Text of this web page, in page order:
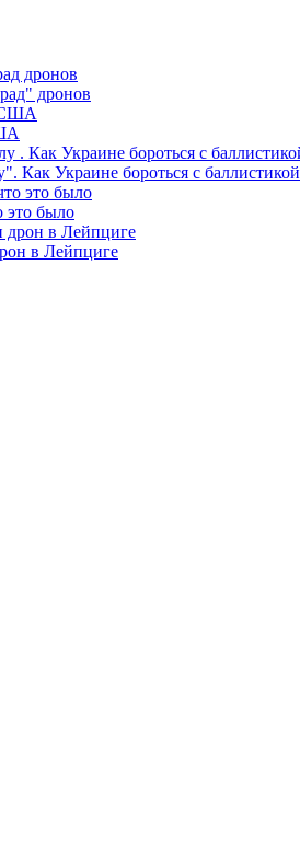
дронов
Как Украине бороться с баллистикой
это было
в Лейпциге